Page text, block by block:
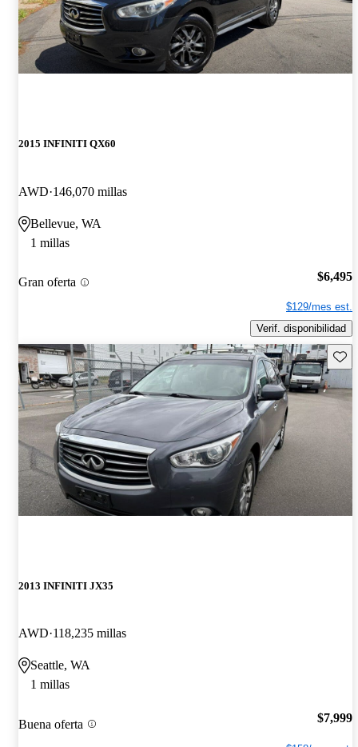
2015 INFINITI QX60
AWD 146,070 millas
Bellevue, WA
1 millas
Gran oferta $6,495
$129/mes est.
Verif. disponibilidad
2013 INFINITI JX35
AWD 118,235 millas
Seattle, WA
1 millas
Buena oferta $7,999